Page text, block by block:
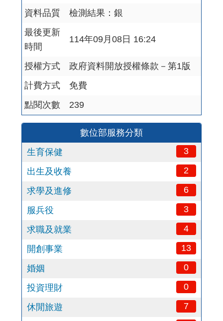
數位部服務分類
生育保健
3
出生及收養 2
求學及進修 6
服兵役 3
求職及就業 4
開創事業 13
婚姻 0
投資理財 0
休閒旅遊 7
資料品質
檢測結果：銀
最後更新
時間
114年09月08日 16:24
授權方式
政府資料開放授權條款－第1版
計費方式
免費
點閱次數
239